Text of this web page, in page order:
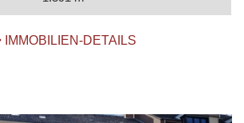
IMMOBILIEN-DETAILS